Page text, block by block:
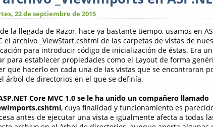
22 de septiembre de 2015
la llegada de Razor, hace ya bastante tiempo, usamos en
el archivo _ViewStart.cshtml de las carpetas de vistas de
para introducir código de inicialización de éstas. Era
para establecer propiedades como el Layout de forma
que hacerlo en cada una de las vistas que se encontraran
árbol de directorios en el que se definía.
Core MVC 1.0 se le ha unido un compañero llamado
, cuya finalidad y funcionamiento es
antes de ejecutar una vista e igualmente afecta a todas